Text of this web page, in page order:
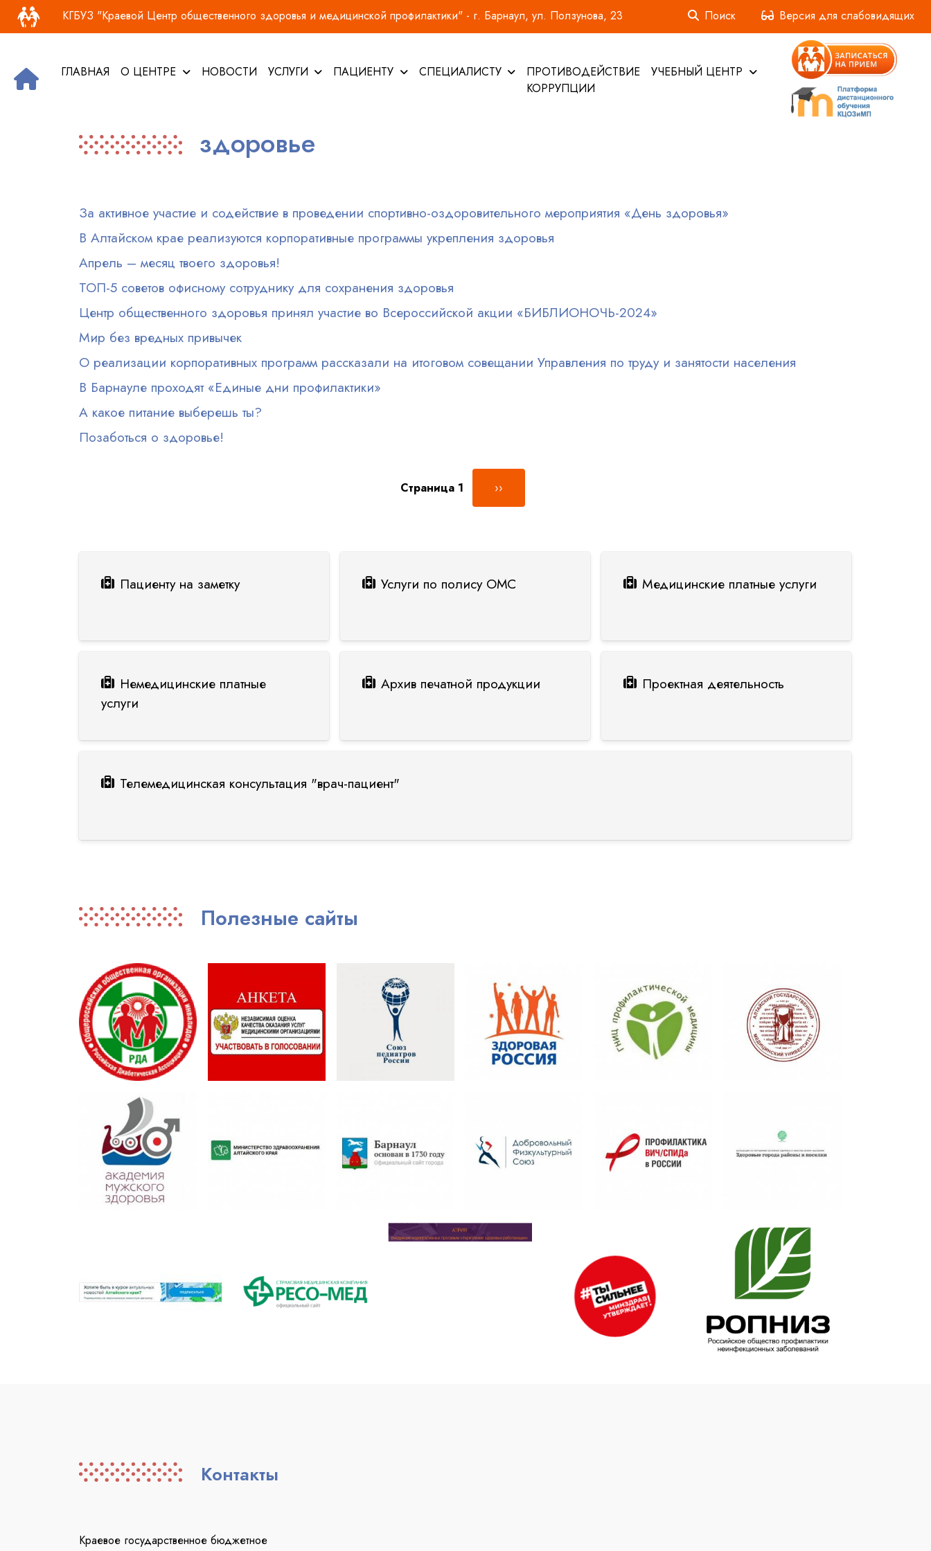
Перейти к основному содержанию
Основная навигация
КГБУЗ "Краевой Центр общественного здоровья и медицинской профилактики" - г. Барнаул, ул. Ползунова, 23 Поиск Версия для слабовидящих
ГЛАВНАЯ О ЦЕНТРЕ НОВОСТИ УСЛУГИ ПАЦИЕНТУ СПЕЦИАЛИСТУ
ПРОТИВОДЕЙСТВИЕ
КОРРУПЦИИ
УЧЕБНЫЙ ЦЕНТР
здоровье
За активное участие и содействие в проведении спортивно-оздоровительного мероприятия «День здоровья»
В Алтайском крае реализуются корпоративные программы укрепления здоровья
Апрель – месяц твоего здоровья!
ТОП-5 советов офисному сотруднику для сохранения здоровья
Центр общественного здоровья принял участие во Всероссийской акции «БИБЛИОНОЧЬ-2024»
Мир без вредных привычек
О реализации корпоративных программ рассказали на итоговом совещании Управления по труду и занятости населения
В Барнауле проходят «Единые дни профилактики»
А какое питание выберешь ты?
Позаботься о здоровье!
Страница 1 Следующая страница
››
Пациенту на заметку Услуги по полису ОМС Медицинские платные услуги
Немедицинские платные
услуги
Архив печатной продукции Проектная деятельность
Телемедицинская консультация "врач-пациент"
Полезные сайты
Контакты
Краевое государственное бюджетное